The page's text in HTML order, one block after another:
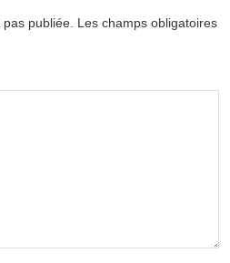
publiée. Les champs obligatoires